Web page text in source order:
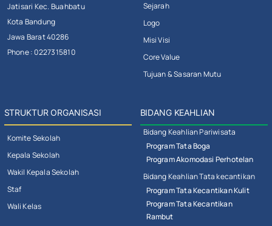
Jatisari Kec. Buahbatu
Kota Bandung
Jawa Barat 40286
Phone : 0227315810
Sejarah
Logo
Misi Visi
Core Value
Tujuan & Sasaran Mutu
STRUKTUR ORGANISASI
Komite Sekolah
Kepala Sekolah
Wakil Kepala Sekolah
Staf
Wali Kelas
BIDANG KEAHLIAN
Bidang Keahlian Pariwisata
Program Tata Boga
Program Akomodasi Perhotelan
Bidang Keahlian Tata kecantikan
Program Tata Kecantikan Kulit
Program Tata Kecantikan
Rambut